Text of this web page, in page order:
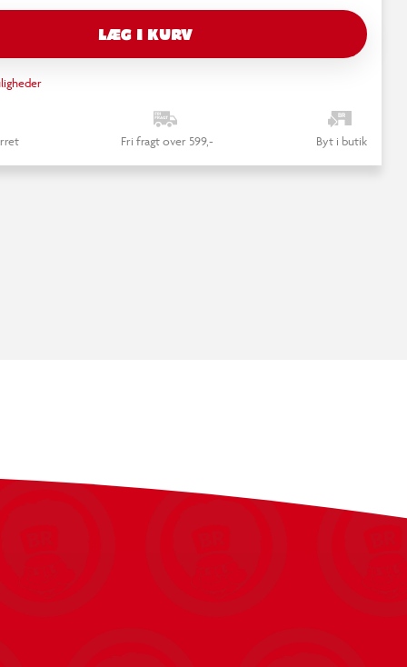
LÆG I KURV
Fri fragt over 599,- Byt i butik